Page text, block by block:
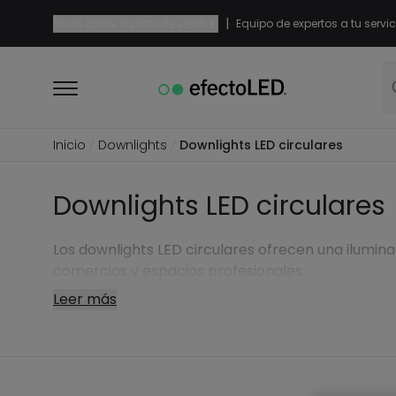
| Equipo de expertos a tu
Inicio Downlights Downlights LED circulares
Downlights LED circulares
Los downlights LED circulares ofrecen una
Leer más